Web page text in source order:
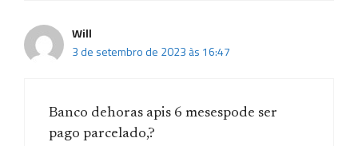
Will
3 de setembro de 2023 às 16:47
Banco dehoras apis 6 mesespode ser
pago parcelado,?